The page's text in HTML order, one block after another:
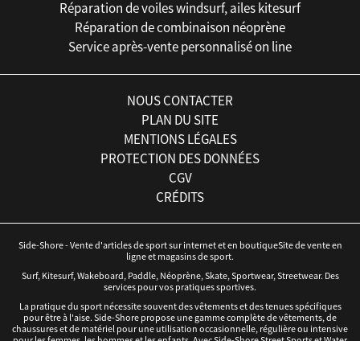
Réparation de voiles windsurf, ailes kitesurf
Réparation de combinaison néoprène
Service après-vente personnalisé on line
NOUS CONTACTER
PLAN DU SITE
MENTIONS LÉGALES
PROTECTION DES DONNÉES
CGV
CRÉDITS
Side-Shore - Vente d'articles de sport sur internet et en boutiqueSite de vente en
ligne et magasins de sport.
Surf, Kitesurf, Wakeboard, Paddle, Néoprène, Skate, Sportwear, Streetwear. Des
services pour vos pratiques sportives.
La pratique du sport nécessite souvent des vêtements et des tenues spécifiques
pour être à l'aise. Side-Shore propose une gamme complète de vêtements, de
chaussures et de matériel pour une utilisation occasionnelle, régulière ou intensive